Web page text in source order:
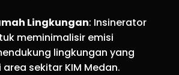
Lingkungan: Insinerator
meminimalisir emisi
lingkungan yang
sekitar KIM Medan.